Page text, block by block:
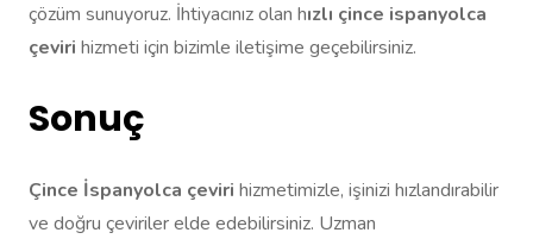
çözüm sunuyoruz. İhtiyacınız olan hızlı çince ispanyolca
çeviri hizmeti için bizimle iletişime geçebilirsiniz.
Sonuç
Çince İspanyolca çeviri hizmetimizle, işinizi hızlandırabilir
ve doğru çeviriler elde edebilirsiniz. Uzman